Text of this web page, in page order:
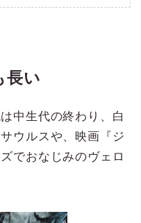
長い
中生代の終わり、白
ウルスや、映画『ジ
でおなじみのヴェロ